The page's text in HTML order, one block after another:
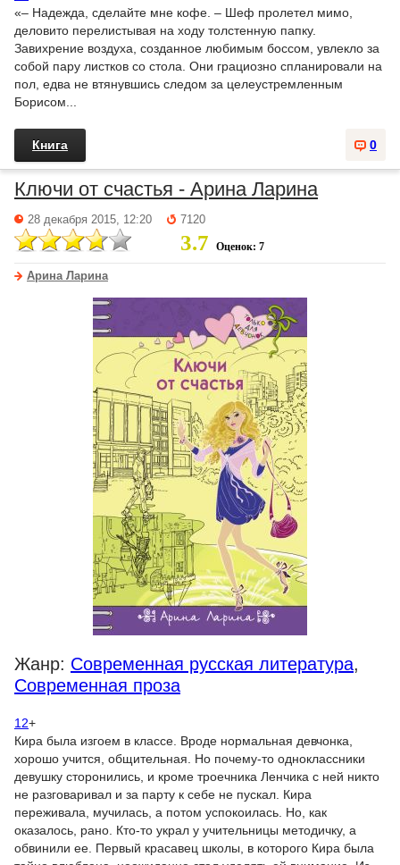
«– Надежда, сделайте мне кофе. – Шеф пролетел мимо,
деловито перелистывая на ходу толстенную папку.
Завихрение воздуха, созданное любимым боссом, увлекло за
собой пару листков со стола. Они грациозно спланировали на
пол, едва не втянувшись следом за целеустремленным
Борисом...
0
Книга
Ключи от счастья - Арина Ларина
28 декабря 2015, 12:20 7120
3.7 Оценок: 7
Арина Ларина
Жанр: Современная русская литература,
Современная проза
12+
Кира была изгоем в классе. Вроде нормальная девчонка,
хорошо учится, общительная. Но почему-то одноклассники
девушку сторонились, и кроме троечника Ленчика с ней никто
не разговаривал и за парту к себе не пускал. Кира
переживала, мучилась, а потом успокоилась. Но, как
оказалось, рано. Кто-то украл у учительницы методичку, а
обвинили ее. Первый красавец школы, в которого Кира была